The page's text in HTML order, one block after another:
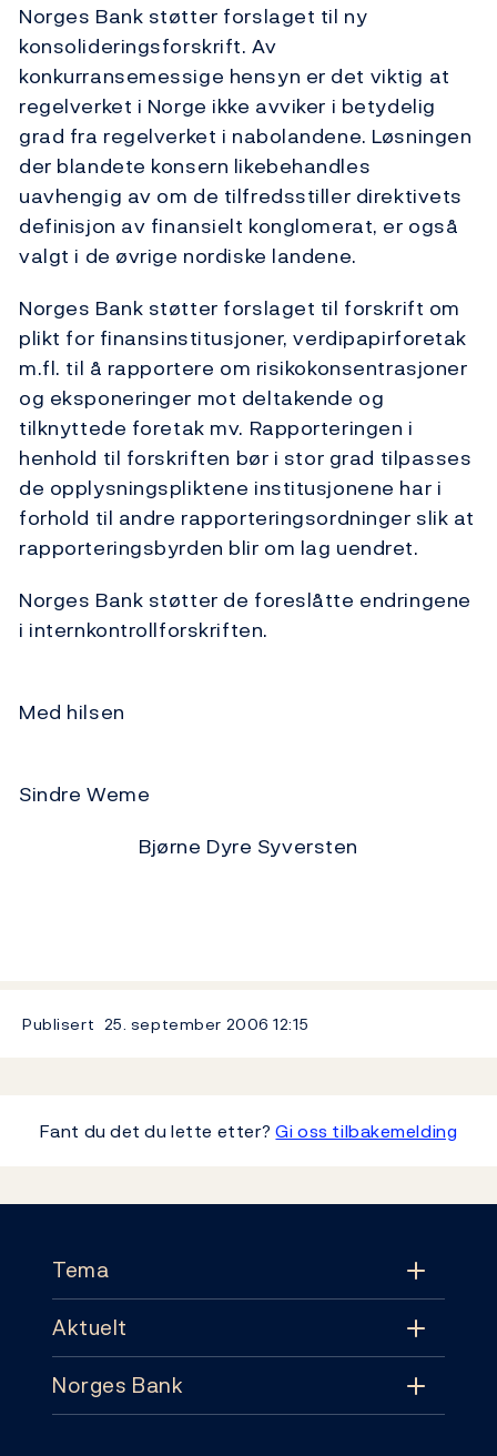
Norges Bank støtter forslaget til ny
konsolideringsforskrift. Av
konkurransemessige hensyn er det viktig at
regelverket i Norge ikke avviker i betydelig
grad fra regelverket i nabolandene. Løsningen
der blandete konsern likebehandles
uavhengig av om de tilfredsstiller direktivets
definisjon av finansielt konglomerat, er også
valgt i de øvrige nordiske landene.
Norges Bank støtter forslaget til forskrift om
plikt for finansinstitusjoner, verdipapirforetak
m.fl. til å rapportere om risikokonsentrasjoner
og eksponeringer mot deltakende og
tilknyttede foretak mv. Rapporteringen i
henhold til forskriften bør i stor grad tilpasses
de opplysningspliktene institusjonene har i
forhold til andre rapporteringsordninger slik at
rapporteringsbyrden blir om lag uendret.
Norges Bank støtter de foreslåtte endringene
i internkontrollforskriften.
Med hilsen
Sindre Weme
Bjørne Dyre Syversten
Publisert 25. september 200612:15
Fant du det du lette etter?Gi oss tilbakemelding
Tema
Tema
Pengepolitikk
Aktuelt
Aktuelt
Norges Bank